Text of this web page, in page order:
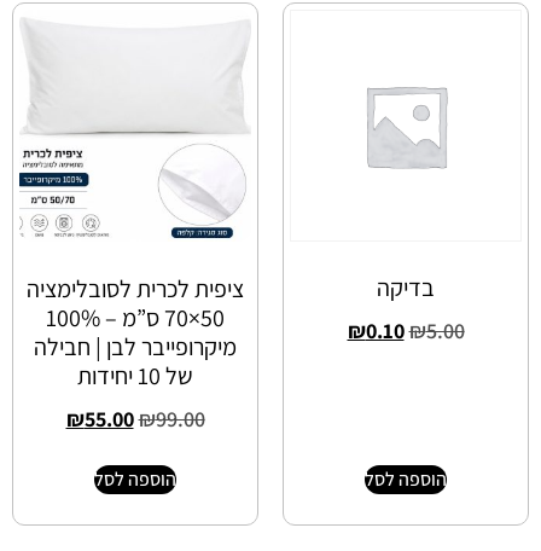
בדיקה
₪5.00
₪0.10
הוספה לסל
ציפית לכרית לסובלימציה
50×70 ס”מ – 100%
מיקרופייבר לבן | חבילה
של 10 יחידות
₪99.00
₪55.00
הוספה לסל